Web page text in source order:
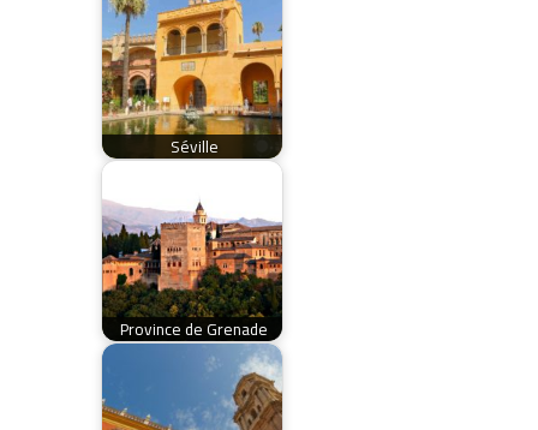
Séville
Province de Grenade